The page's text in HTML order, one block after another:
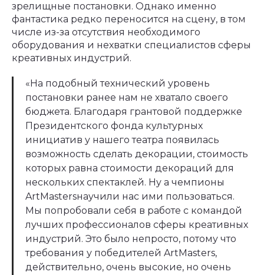
зрелищные постановки. Однако именно
фантастика редко переносится на сцену, в том
числе из-за отсутствия необходимого
оборудования и нехватки специалистов сферы
креативных индустрий.
«На подобный технический уровень
постановки ранее нам не хватало своего
бюджета. Благодаря грантовой поддержке
Президентского фонда культурных
инициатив у нашего театра появилась
возможность сделать декорации, стоимость
которых равна стоимости декораций для
нескольких спектаклей. Ну а чемпионы
ArtMastersнаучили нас ими пользоваться.
Мы попробовали себя в работе с командой
лучших профессионалов сферы креативных
индустрий. Это было непросто, потому что
требования у победителей ArtMasters,
действительно, очень высокие, но очень